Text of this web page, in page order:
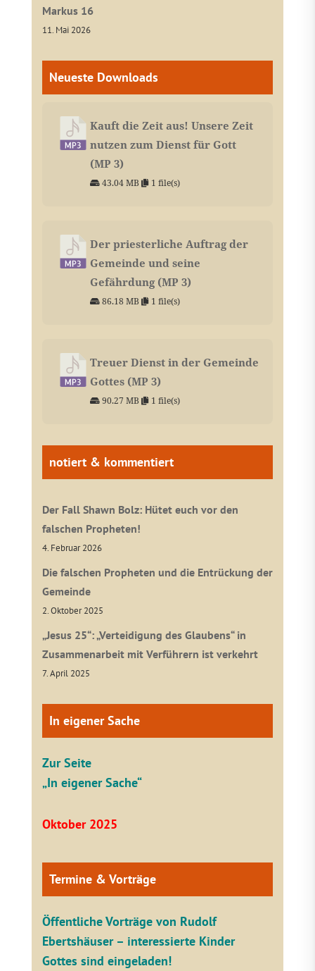
Markus 16
11. Mai 2026
Neueste Downloads
Kauft die Zeit aus! Unsere Zeit
nutzen zum Dienst für Gott
(MP 3)
43.04 MB 1 file(s)
Der priesterliche Auftrag der
Gemeinde und seine
Gefährdung (MP 3)
86.18 MB 1 file(s)
Treuer Dienst in der Gemeinde
Gottes (MP 3)
90.27 MB 1 file(s)
notiert & kommentiert
Der Fall Shawn Bolz: Hütet euch vor den
falschen Propheten!
4. Februar 2026
Die falschen Propheten und die Entrückung der
Gemeinde
2. Oktober 2025
„Jesus 25“: „Verteidigung des Glaubens“ in
Zusammenarbeit mit Verführern ist verkehrt
7. April 2025
In eigener Sache
Zur Seite
„In eigener Sache“
Oktober 2025
Termine & Vorträge
Öffentliche Vorträge von Rudolf
Ebertshäuser – interessierte Kinder
Gottes sind eingeladen!